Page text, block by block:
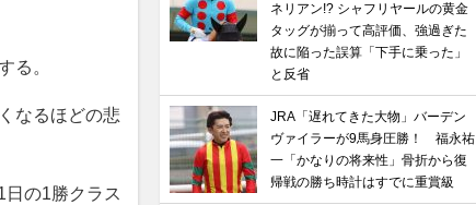
る。
なるほどの悲
の1勝クラス
ネリアン!? シャフリヤールの黄金
タッグが揃って高評価、強過ぎた
故に陥った誤算「下手に乗った」
と反省
JRA「遅れてきた大物」バーデン
ヴァイラーが9馬身圧勝！ 福永祐
一「かなりの将来性」骨折から復
帰戦の勝ち時計はすでに重賞級